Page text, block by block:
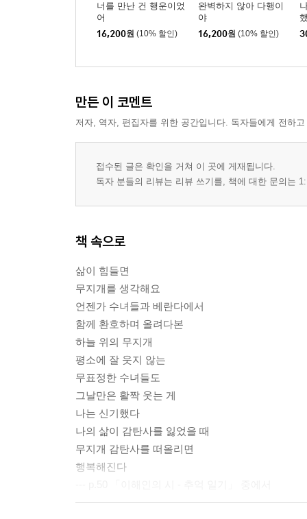
너를 만난 건 행운이었
어
16,200원 (10% 할인)
완벽하지 않아 다행이
야
16,200원 (10% 할인)
만든 이 코멘트
저자, 역자, 편집자를 위한 공간입니다. 독자들에게 전하
접수된 글은 확인을 거쳐 이 곳에 게재됩니다.
독자 분들의 리뷰는 리뷰 쓰기를, 책에 대한 문의는
책 속으로
삶이 힘들면
무지개를 생각해요
언젠가 수녀들과 베란다에서
함께 환호하며 올려다본
하늘 위의 무지개
평소에 잘 웃지 않는
무표정한 수녀들도
그날만은 활짝 웃는 게
나는 신기했다
나의 삶이 감탄사를 잃었을 때
무지개 감탄사를 떠올리면
행복해진다